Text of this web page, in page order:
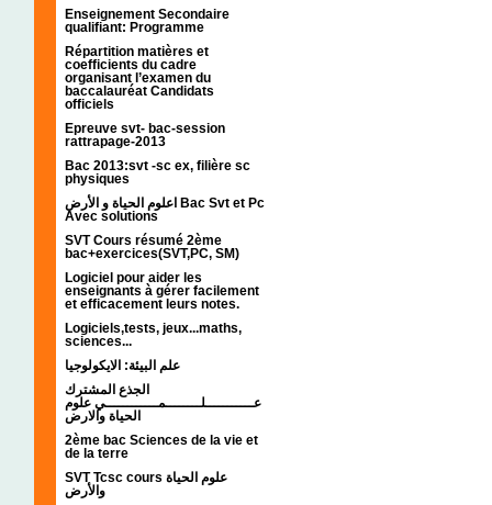
Enseignement Secondaire
qualifiant: Programme
Répartition matières et
coefficients du cadre
organisant l’examen du
baccalauréat Candidats
officiels
Epreuve svt- bac-session
rattrapage-2013
Bac 2013:svt -sc ex, filière sc
physiques
اعلوم الحياة و الأرض Bac Svt et Pc
Avec solutions
SVT Cours résumé 2ème
bac+exercices(SVT,PC, SM)
Logiciel pour aider les
enseignants à gérer facilement
et efficacement leurs notes.
Logiciels,tests, jeux...maths,
sciences...
علم البيئة: الايكولوجيا
الجذع المشترك
عـــــــــــلــــــــمــــــــــــي علوم
الحياة والارض
2ème bac Sciences de la vie et
de la terre
SVT Tcsc cours علوم الحياة
والأرض